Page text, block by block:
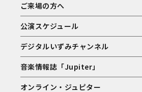
ご来場の方へ
公演スケジュール
デジタルいずみチャンネル
音楽情報誌「Jupiter」
オンライン・ジュピター